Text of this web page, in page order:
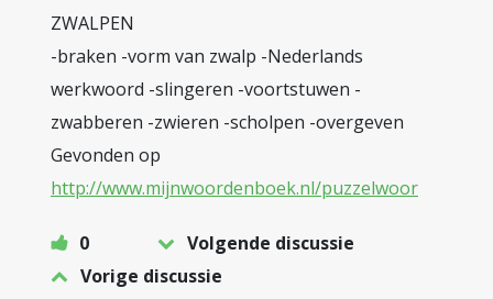
ZWALPEN
-braken -vorm van zwalp -Nederlands
werkwoord -slingeren -voortstuwen -
zwabberen -zwieren -scholpen -overgeven
Gevonden op
http://www.mijnwoordenboek.nl/puzzelwoor
0
Volgende discussie
Vorige discussie